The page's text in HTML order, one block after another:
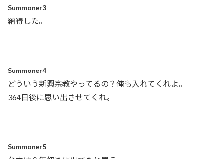
Summoner3
納得した。
Summoner4
どういう新興宗教やってるの？俺も入れてくれよ。
364日後に思い出させてくれ。
Summoner5